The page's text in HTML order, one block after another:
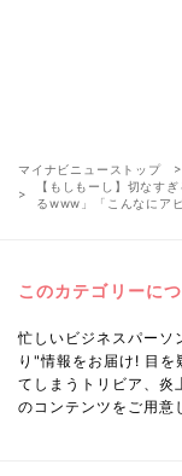
マイナビニューストップ
【もしもーし】切なす
るwww」「こんなにア
このカテゴリーに
忙しいビジネスパーソ
り"情報をお届け! 目を
てしまうトリビア、
のコンテンツをご用意